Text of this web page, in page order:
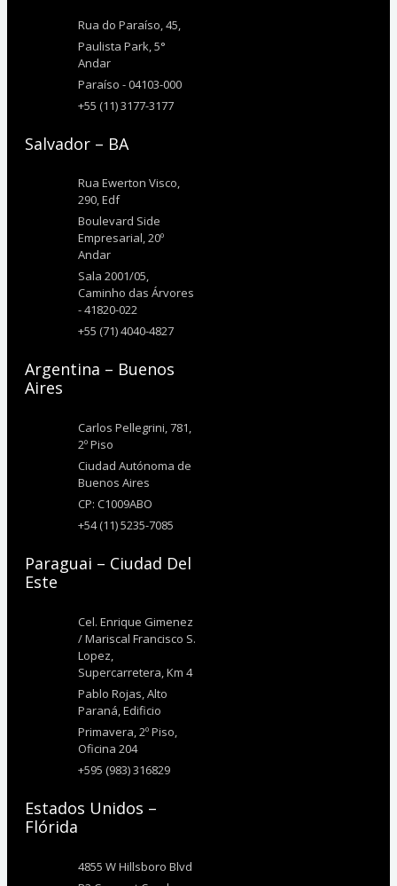
Rua do Paraíso, 45,
Paulista Park, 5°
Andar
Paraíso - 04103-000
+55 (11) 3177-3177
Salvador – BA
Rua Ewerton Visco,
290, Edf
Boulevard Side
Empresarial, 20º
Andar
Sala 2001/05,
Caminho das Árvores
- 41820-022
+55 (71) 4040-4827
Argentina – Buenos
Aires
Carlos Pellegrini, 781,
2º Piso
Ciudad Autónoma de
Buenos Aires
CP: C1009ABO
+54 (11) 5235-7085
Paraguai – Ciudad Del
Este
Cel. Enrique Gimenez
/ Mariscal Francisco S.
Lopez,
Supercarretera, Km 4
Pablo Rojas, Alto
Paraná, Edificio
Primavera, 2º Piso,
Oficina 204
+595 (983) 316829
Estados Unidos –
Flórida
4855 W Hillsboro Blvd